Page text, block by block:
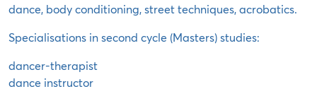
dance, body conditioning, street techniques, acrobatics.
Specialisations in second cycle (Masters) studies:
dancer-therapist
dance instructor